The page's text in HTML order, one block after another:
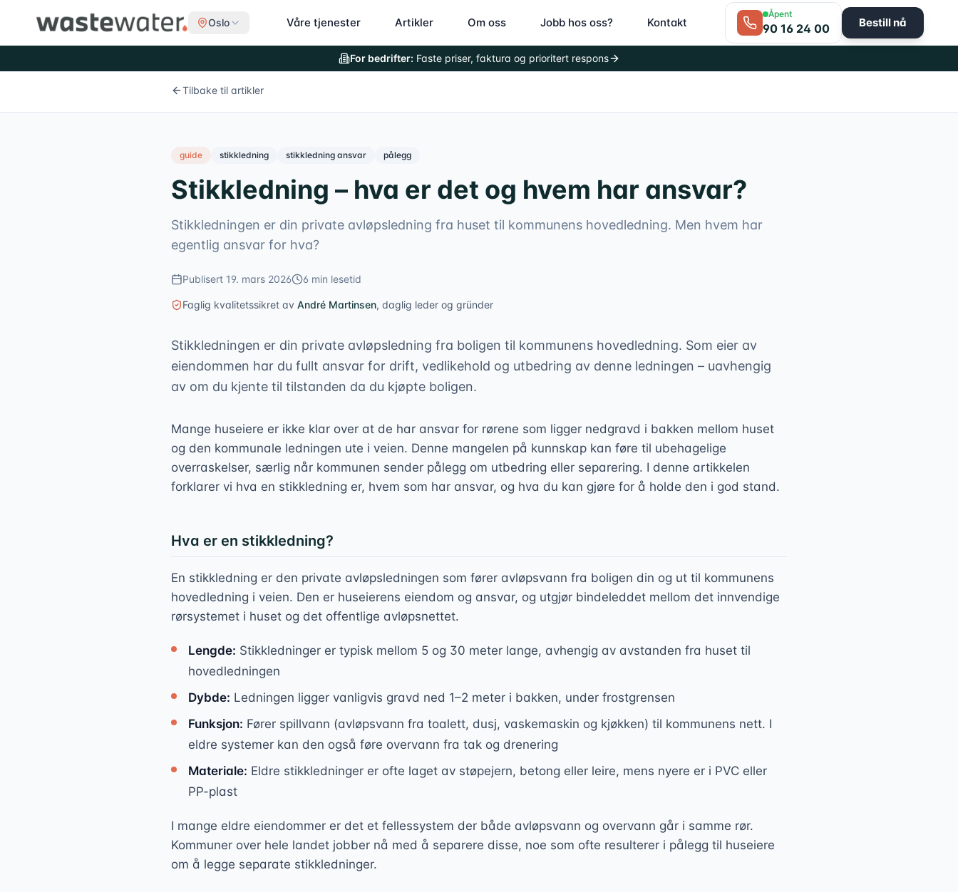
Oslo Våre tjenester Artikler Om oss Jobb hos oss? Kontakt
Åpent
90 16 24 00 Bestill nå
For bedrifter: Faste priser, faktura og prioritert respons
Tilbake til artikler
guide stikkledning stikkledning ansvar pålegg
Stikkledning – hva er det og hvem har ansvar?
Stikkledningen er din private avløpsledning fra huset til kommunens hovedledning. Men hvem har
egentlig ansvar for hva?
Publisert 19. mars 2026 6 min lesetid
Faglig kvalitetssikret av André Martinsen, daglig leder og gründer
Stikkledningen er din private avløpsledning fra boligen til kommunens hovedledning. Som eier av
eiendommen har du fullt ansvar for drift, vedlikehold og utbedring av denne ledningen – uavhengig
av om du kjente til tilstanden da du kjøpte boligen.
Mange huseiere er ikke klar over at de har ansvar for rørene som ligger nedgravd i bakken mellom huset
og den kommunale ledningen ute i veien. Denne mangelen på kunnskap kan føre til ubehagelige
overraskelser, særlig når kommunen sender pålegg om utbedring eller separering. I denne artikkelen
forklarer vi hva en stikkledning er, hvem som har ansvar, og hva du kan gjøre for å holde den i god stand.
Hva er en stikkledning?
En stikkledning er den private avløpsledningen som fører avløpsvann fra boligen din og ut til kommunens
hovedledning i veien. Den er huseierens eiendom og ansvar, og utgjør bindeleddet mellom det innvendige
rørsystemet i huset og det offentlige avløpsnettet.
Lengde: Stikkledninger er typisk mellom 5 og 30 meter lange, avhengig av avstanden fra huset til
hovedledningen
Dybde: Ledningen ligger vanligvis gravd ned 1–2 meter i bakken, under frostgrensen
Funksjon: Fører spillvann (avløpsvann fra toalett, dusj, vaskemaskin og kjøkken) til kommunens nett. I
eldre systemer kan den også føre overvann fra tak og drenering
Materiale: Eldre stikkledninger er ofte laget av støpejern, betong eller leire, mens nyere er i PVC eller
PP-plast
I mange eldre eiendommer er det et fellessystem der både avløpsvann og overvann går i samme rør.
Kommuner over hele landet jobber nå med å separere disse, noe som ofte resulterer i pålegg til huseiere
om å legge separate stikkledninger.